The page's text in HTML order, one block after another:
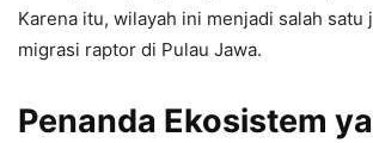
Karena itu, wilayah ini menjadi salah satu
migrasi raptor di Pulau Jawa.
Penanda Ekosistem